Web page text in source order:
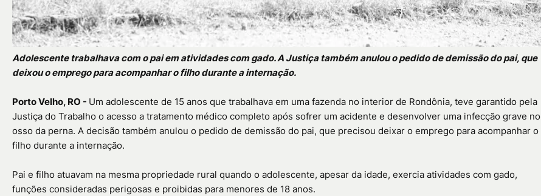
Adolescente trabalhava com o pai em atividades com gado. A Justiça também anulou o pedido de demissão do pai, que
deixou o emprego para acompanhar o filho durante a internação.
Porto Velho, RO - Um adolescente de 15 anos que trabalhava em uma fazenda no interior de Rondônia, teve garantido pela
Justiça do Trabalho o acesso a tratamento médico completo após sofrer um acidente e desenvolver uma infecção grave no
osso da perna. A decisão também anulou o pedido de demissão do pai, que precisou deixar o emprego para acompanhar o
filho durante a internação.
Pai e filho atuavam na mesma propriedade rural quando o adolescente, apesar da idade, exercia atividades com gado,
funções consideradas perigosas e proibidas para menores de 18 anos.